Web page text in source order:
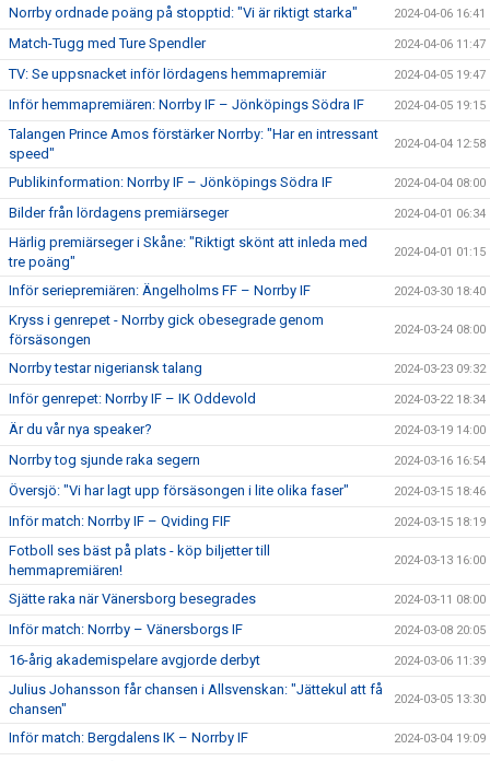
Norrby ordnade poäng på stopptid: "Vi är riktigt starka" 2024-04-06 16:41
Match-Tugg med Ture Spendler 2024-04-06 11:47
TV: Se uppsnacket inför lördagens hemmapremiär 2024-04-05 19:47
Inför hemmapremiären: Norrby IF – Jönköpings Södra IF 2024-04-05 19:15
Talangen Prince Amos förstärker Norrby: "Har en intressant
speed"
2024-04-04 12:58
Publikinformation: Norrby IF – Jönköpings Södra IF 2024-04-04 08:00
Bilder från lördagens premiärseger 2024-04-01 06:34
Härlig premiärseger i Skåne: "Riktigt skönt att inleda med
tre poäng"
2024-04-01 01:15
Inför seriepremiären: Ängelholms FF – Norrby IF 2024-03-30 18:40
Kryss i genrepet - Norrby gick obesegrade genom
försäsongen
2024-03-24 08:00
Norrby testar nigeriansk talang 2024-03-23 09:32
Inför genrepet: Norrby IF – IK Oddevold 2024-03-22 18:34
Är du vår nya speaker? 2024-03-19 14:00
Norrby tog sjunde raka segern 2024-03-16 16:54
Översjö: "Vi har lagt upp försäsongen i lite olika faser" 2024-03-15 18:46
Inför match: Norrby IF – Qviding FIF 2024-03-15 18:19
Fotboll ses bäst på plats - köp biljetter till
hemmapremiären!
2024-03-13 16:00
Sjätte raka när Vänersborg besegrades 2024-03-11 08:00
Inför match: Norrby – Vänersborgs IF 2024-03-08 20:05
16-årig akademispelare avgjorde derbyt 2024-03-06 11:39
Julius Johansson får chansen i Allsvenskan: "Jättekul att få
chansen"
2024-03-05 13:30
Inför match: Bergdalens IK – Norrby IF 2024-03-04 19:09